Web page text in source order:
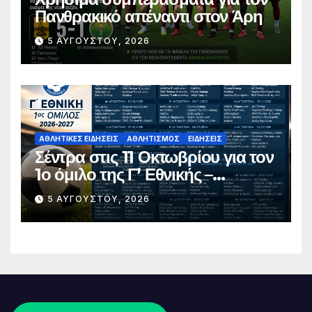
Πανθρακικό απέναντι στον Άρη
5 ΑΥΓΟΎΣΤΟΥ, 2026
ΑΘΛΗΤΙΚΈΣ ΕΙΔΉΣΕΙΣ ΑΘΛΗΤΙΣΜΌΣ ΕΙΔΉΣΕΙΣ
Σέντρα στις 11 Οκτωβρίου για τον
1ο όμιλο της Γ’ Εθνικής –
Ανακοινώθηκε το πλήρες
πρόγραμμα
5 ΑΥΓΟΎΣΤΟΥ, 2026